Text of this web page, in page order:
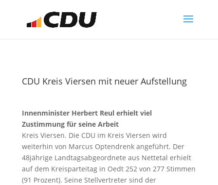
CDU Kreis Viersen mit neuer Aufstellung
Innenminister Herbert Reul erhielt viel
Zustimmung für seine Arbeit
Kreis Viersen. Die CDU im Kreis Viersen wird
weiterhin von Marcus Optendrenk angeführt. Der
48jährige Landtagsabgeordnete aus Nettetal erhielt
auf dem Kreisparteitag in Oedt 252 von 277 Stimmen
(91 Prozent). Seine Stellvertreter sind der